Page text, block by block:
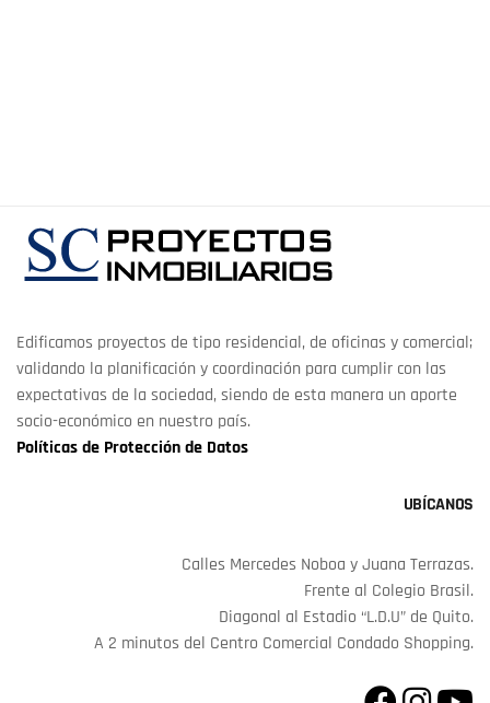
Edificamos proyectos de tipo residencial, de oficinas y comercial;
validando la planificación y coordinación para cumplir con las
expectativas de la sociedad, siendo de esta manera un aporte
socio-económico en nuestro país.
Políticas de Protección de Datos
UBÍCANOS
Calles Mercedes Noboa y Juana Terrazas.
Frente al Colegio Brasil.
Diagonal al Estadio “L.D.U” de Quito.
A 2 minutos del Centro Comercial Condado Shopping.